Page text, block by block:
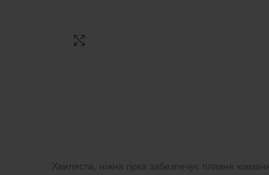
Хвиляста, ніжна гірка забезпечує плавне